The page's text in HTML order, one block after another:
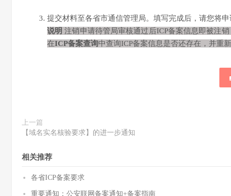
提交材料至各省市通信管理局。填写完成后，请您将
说明 注销申请待管局审核通过后ICP备案信息即被注
在ICP备案查询中查询ICP备案信息是否还存在，并重
上一篇
【域名实名核验要求】的进一步通知
相关推荐
各省ICP备案要求
重要通知：公安联网备案通知+备案指南